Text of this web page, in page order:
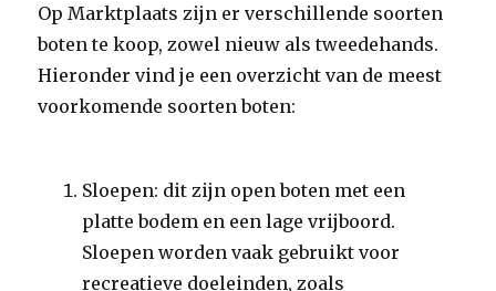
Op Marktplaats zijn er verschillende soorten
boten te koop, zowel nieuw als tweedehands.
Hieronder vind je een overzicht van de meest
voorkomende soorten boten:
Sloepen: dit zijn open boten met een
platte bodem en een lage vrijboord.
Sloepen worden vaak gebruikt voor
recreatieve doeleinden, zoals